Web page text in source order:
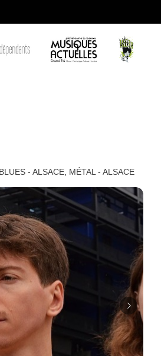
BLUES - ALSACE MÉTAL - ALSACE